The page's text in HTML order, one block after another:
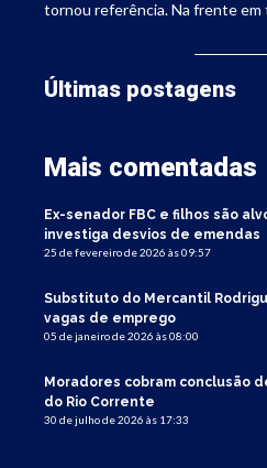
tornou referência. Na frente em
Últimas postagens
Mais comentadas
Ex-senador FBC e filhos são
investiga desvios de emendas
25 de fevereiro de 2026 às 09:57
Substituto do Mercantil
vagas de emprego
05 de janeiro de 2026 às 08:00
Moradores cobram conclusão
do Rio Corrente
30 de julho de 2026 às 17:33